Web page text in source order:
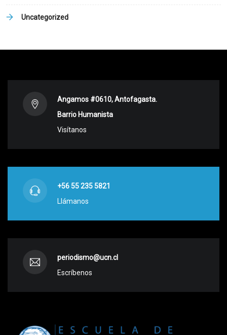
Uncategorized
Angamos #0610, Antofagasta.
Barrio Humanista
Visítanos
+56 55 235 5821
Llámanos
periodismo@ucn.cl
Escríbenos